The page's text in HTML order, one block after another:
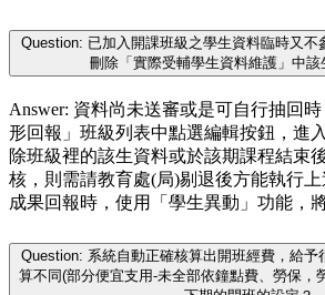
Question: 已加入開課班級之學生資料臨時又不
刪除「實際受輔學生資料維護」中該
Answer: 資料尚未送審或是可自行抽回
形回報」班級列表中點選編輯按鈕，進
除班級裡的該生資料或於該期課程結束
核，則需請教育處(局)剔退後方能執行
成果回報時，使用「學生異動」功能，
Question: 系統自動正確核算出開班經費，給予
算不同(部分便宜支用-未全部依鐘點費、勞保，